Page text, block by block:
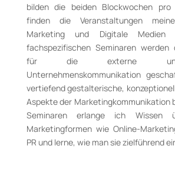
bilden die beiden Blockwochen pro
finden die Veranstaltungen
Marketing und Digitale
fachspezifischen Seminaren werden
für die externe
Unternehmenskommunikation
vertiefend gestalterische,
Aspekte der Marketingkommunikation
Seminaren erlange ich Wissen
Marketingformen wie Online­-
PR und lerne, wie man sie zielführend